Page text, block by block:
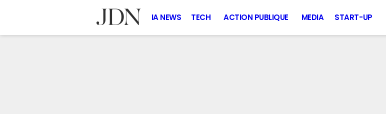
IA NEWS TECH ACTION PUBLIQUE MEDIA START-UP